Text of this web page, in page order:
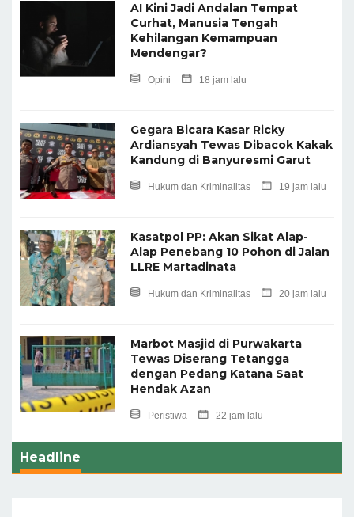
AI Kini Jadi Andalan Tempat
Curhat, Manusia Tengah
Kehilangan Kemampuan
Mendengar?
Opini 18 jam lalu
Gegara Bicara Kasar Ricky
Ardiansyah Tewas Dibacok Kakak
Kandung di Banyuresmi Garut
Hukum dan Kriminalitas 19 jam lalu
Kasatpol PP: Akan Sikat Alap-
Alap Penebang 10 Pohon di Jalan
LLRE Martadinata
Hukum dan Kriminalitas 20 jam lalu
Marbot Masjid di Purwakarta
Tewas Diserang Tetangga
dengan Pedang Katana Saat
Hendak Azan
Peristiwa 22 jam lalu
Headline